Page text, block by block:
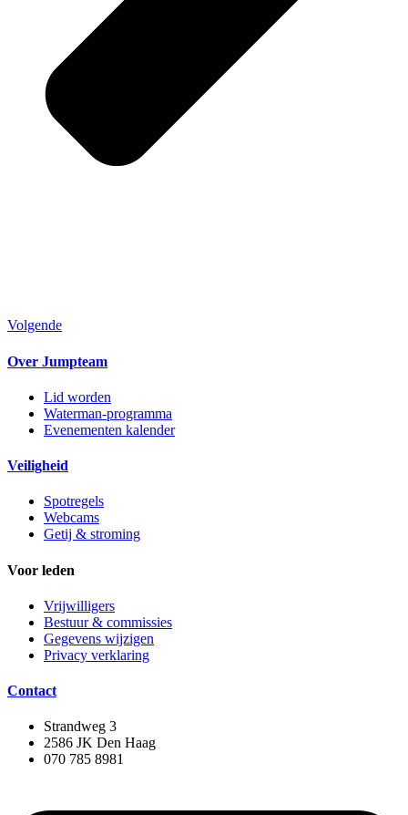
Volgende
Over Jumpteam
Lid worden
Waterman-programma
Evenementen kalender
Veiligheid
Spotregels
Webcams
Getij & stroming
Voor leden
Vrijwilligers
Bestuur & commissies
Gegevens wijzigen
Privacy verklaring
Contact
Strandweg 3
2586 JK Den Haag
070 785 8981